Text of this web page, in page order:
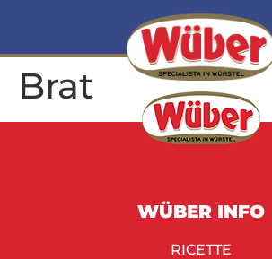
Brat
WÜBER INFO
RICETTE